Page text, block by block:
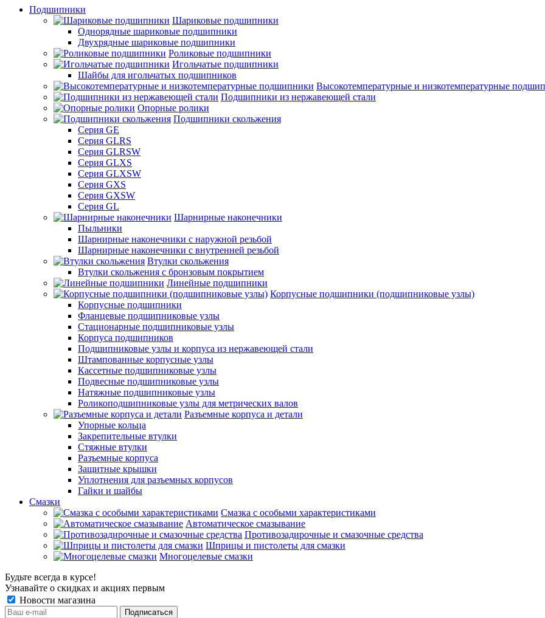
Подшипники
Шариковые подшипники
Однорядные шариковые подшипники
Двухрядные шариковые подшипники
Роликовые подшипники
Игольчатые подшипники
Шайбы для игольчатых подшипников
Высокотемпературные и низкотемпературные
Подшипники из нержавеющей стали
Опорные ролики
Подшипники скольжения
Серия GE
Серия GLRS
Серия GLRSW
Серия GLXS
Серия GLXSW
Серия GXS
Серия GXSW
Серия GL
Шарнирные наконечники
Пыльники
Шарнирные наконечники с наружной резьбой
Шарнирные наконечники с внутренней резьбой
Втулки скольжения
Втулки скольжения с бронзовым покрытием
Линейные подшипники
Корпусные подшипники (подшипниковые узлы)
Корпусные подшипники
Фланцевые подшипниковые узлы
Стационарные подшипниковые узлы
Корпуса подшипников
Подшипниковые узлы и корпуса из нержавеющей стали
Штампованные корпусные узлы
Кассетные подшипниковые узлы
Подвесные подшипниковые узлы
Натяжные подшипниковые узлы
Роликоподшипниковые узлы для метрических валов
Разъемные корпуса и детали
Упорные кольца
Закрепительные втулки
Стяжные втулки
Разъемные корпуса
Защитные крышки
Уплотнения для разъемных корпусов
Гайки и шайбы
Смазки
Смазка с особыми характеристиками
Автоматическое смазывание
Противозадирочные и смазочные средства
Шприцы и пистолеты для смазки
Многоцелевые смазки
Будьте всегда в курсе!
Узнавайте о скидках и акциях первым
Новости магазина